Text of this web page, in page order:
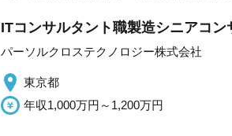
ITコンサルタント職製造シニアコ
パーソルクロステクノロジー株式会社
東京都
年収1,000万円～1,200万円